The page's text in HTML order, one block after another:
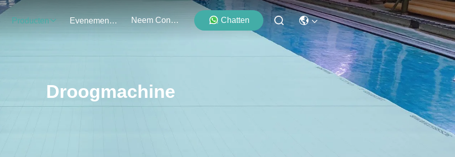
Producten Evenementen Neem Contact Met Ons Op Chatten
Droogmachine